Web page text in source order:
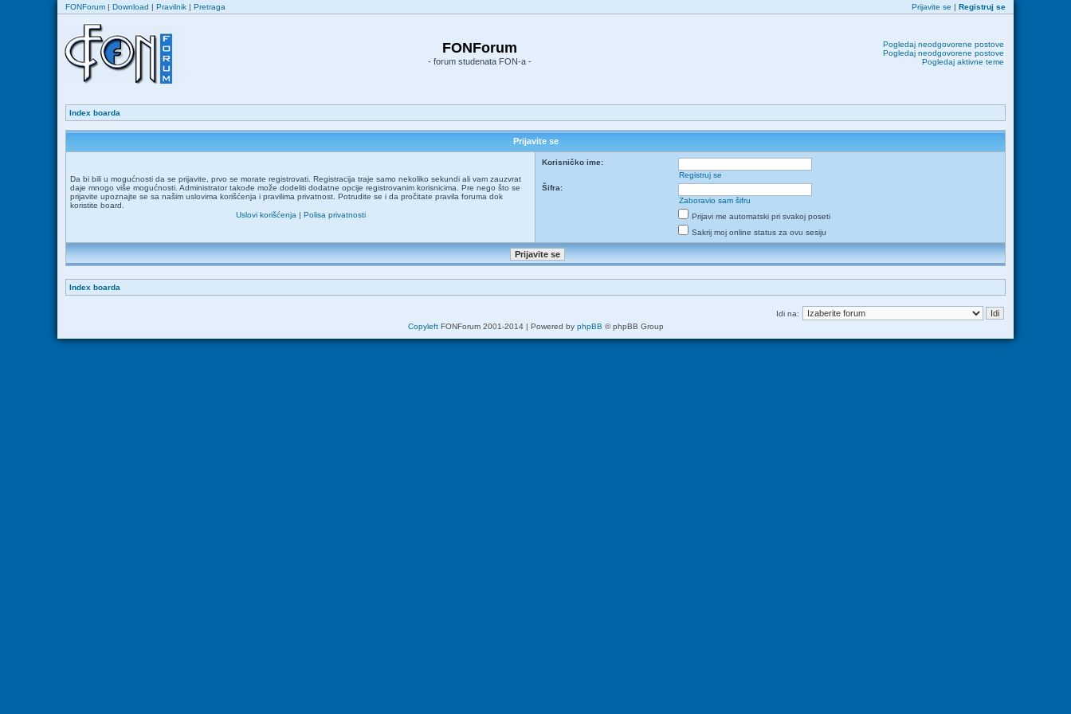
FONForum | Download | Pravilnik | Pretraga Prijavite se | Registruj se
FONForum
- forum studenata FON-a -
Pogledaj neodgovorene postove
Pogledaj neodgovorene postove
Pogledaj aktivne teme
Index boarda
Prijavite se
Da bi bili u mogućnosti da se prijavite, prvo se morate registrovati. Registracija traje samo nekoliko sekundi ali vam zauzvrat
daje mnogo više mogućnosti. Administrator takođe može dodeliti dodatne opcije registrovanim korisnicima. Pre nego što se
prijavite upoznajte se sa našim uslovima korišćenja i pravilima privatnost. Potrudite se i da pročitate pravila foruma dok
koristite board.
Uslovi korišćenja | Polisa privatnosti
Korisničko ime:
Registruj se
Šifra:
Zaboravio sam šifru
Prijavi me automatski pri svakoj poseti
Sakrij moj online status za ovu sesiju
Index boarda
Idi na:
CopyleftFONForum 2001-2014 | Powered by phpBB © phpBB Group